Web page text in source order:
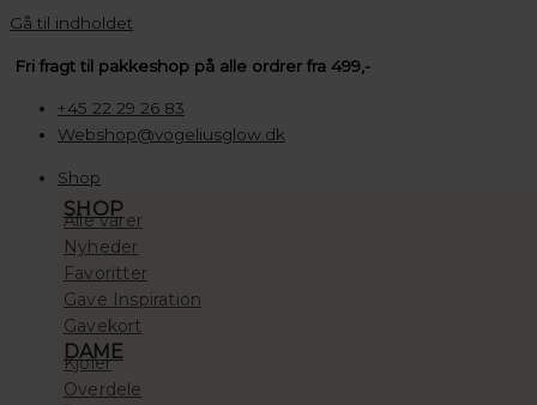
Gå til indholdet
Fri fragt til pakkeshop på alle ordrer fra 499,-
+45 22 29 26 83
Webshop@vogeliusglow.dk
Shop
SHOP
Alle varer
Nyheder
Favoritter
Gave Inspiration
Gavekort
DAME
Kjoler
Overdele